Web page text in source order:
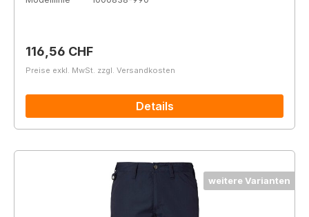
Regulärer Preis:
116,56 CHF
Preise exkl. MwSt. zzgl. Versandkosten
Details
weitere Varianten